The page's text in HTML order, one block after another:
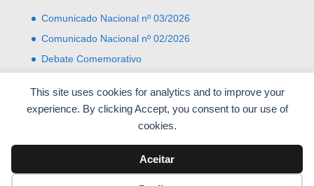
This site uses cookies for analytics and to improve your
experience. By clicking Accept, you consent to our use of
cookies.
Aceitar
Comunicado Nacional nº 03/2026
Comunicado Nacional nº 02/2026
Debate Comemorativo
Almoço comemorativo do 52º aniversário do 25 de
Abril